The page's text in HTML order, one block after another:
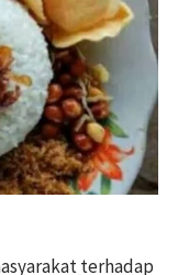
terhadap